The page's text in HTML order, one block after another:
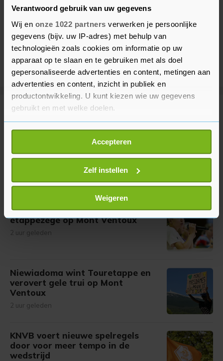
Verantwoord gebruik van uw gegevens
Wij en onze 1022 partners verwerken je persoonlijke
gegevens (bijv. uw IP-adres) met behulp van
technologieën zoals cookies om informatie op uw
apparaat op te slaan en te gebruiken met als doel
gepersonaliseerde advertenties en content, metingen aan
advertenties en content, inzicht in publiek en
productontwikkeling. U kunt kiezen wie uw gegevens
gebruikt en met welke doelen.
Als u het toestaat, willen we ook graag:
Informatie verzamelen over uw geografische
locatie, die tot een paar meter nauwkeurig kan zijn
Uw apparaat identificeren door het actief te
scannen op specifieke eigenschappen (fingerprinting)
Lees meer over hoe uw persoonlijke gegevens worden
verwerkt en stel uw voorkeuren in het
U kunt uw toestemming op elk moment wijzigen of
intrekken in de Cookieverklaring.
onze cookiepagina kun je ons cookiebeleid bekijken en je
gemaakte keuze altijd wijzigen of intrekken.
Accepteren
Zelf instellen
Weigeren
Meer uit Sport
Vollering teleurgesteld na tweede
plek in Tour op Mont Ventoux
Niewiadoma 'sprakeloos' na
etappezege op Mont Ventoux
2 uur geleden
Niewiadoma wint Touretappe en
verovert gele trui op Mont
Ventoux
2 uur geleden
KNVB voert nieuwe spelregels
door voor meer tempo in de
wedstrijd